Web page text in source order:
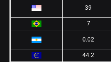
39
7
0.02
44.2